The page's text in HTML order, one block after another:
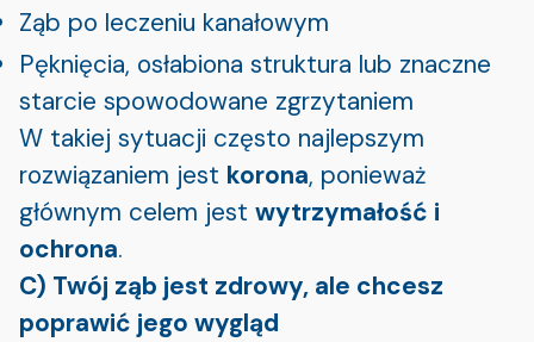
Ząb po leczeniu kanałowym
Pęknięcia, osłabiona struktura lub znaczne
starcie spowodowane zgrzytaniem
W takiej sytuacji często najlepszym
rozwiązaniem jest korona, ponieważ
głównym celem jest wytrzymałość i
ochrona.
C) Twój ząb jest zdrowy, ale chcesz
poprawić jego wygląd